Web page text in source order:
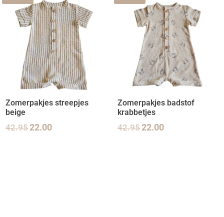
Zomerpakjes streepjes
beige
42.9522.00
Zomerpakjes badstof
krabbetjes
42.9522.00